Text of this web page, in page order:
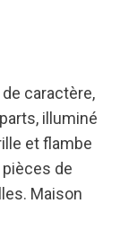
caractère,
illuminé
et flambe
de
Maison